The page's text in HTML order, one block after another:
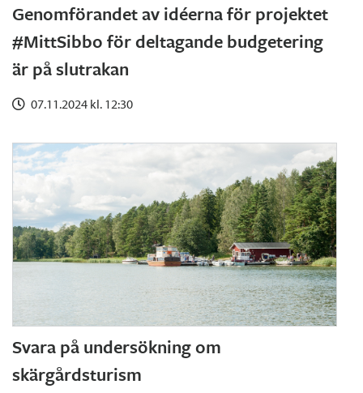
Genomförandet av idéerna för projektet
#MittSibbo för deltagande budgetering
är på slutrakan
07.11.2024 kl. 12:30
Svara på undersökning om
skärgårdsturism